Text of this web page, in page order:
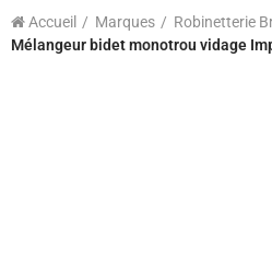
Accueil Marques
Robinetterie
Mélangeur bidet monotrou vidage